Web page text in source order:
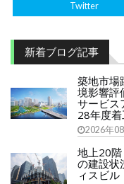
Twitter
新着ブログ記事
築地市場
境影響評
サービス
28年度
2026年
地上20階
の建設状
ィスビル